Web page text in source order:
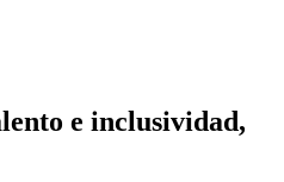
e inclusividad,